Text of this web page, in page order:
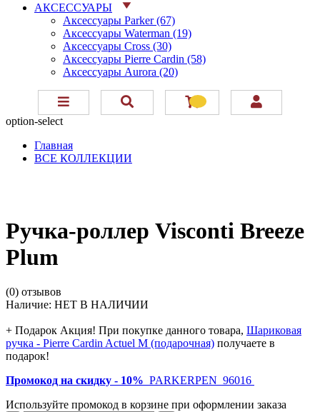
АКСЕССУАРЫ
Аксессуары Parker (67)
Аксессуары Waterman (19)
Аксессуары Cross (30)
Аксессуары Pierre Cardin (58)
Аксессуары Aurora (20)
option-select
Главная
ВСЕ КОЛЛЕКЦИИ
Ручка-роллер Visconti Breeze
Plum
(0) отзывов
Наличие: НЕТ В НАЛИЧИИ
+ Подарок Акция! При покупке данного товара, Шариковая
ручка - Pierre Cardin Actuel M (подарочная) получаете в
подарок!
Промокод на скидку - 10% PARKERPEN_96016
Используйте промокод в корзине при оформлении заказа